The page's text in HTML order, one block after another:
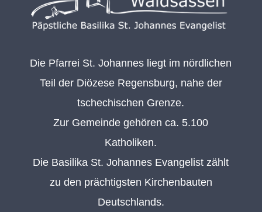
Die Pfarrei St. Johannes liegt im nördlichen
Teil der Diözese Regensburg, nahe der
tschechischen Grenze.
Zur Gemeinde gehören ca. 5.100
Katholiken.
Die Basilika St. Johannes Evangelist zählt
zu den prächtigsten Kirchenbauten
Deutschlands.